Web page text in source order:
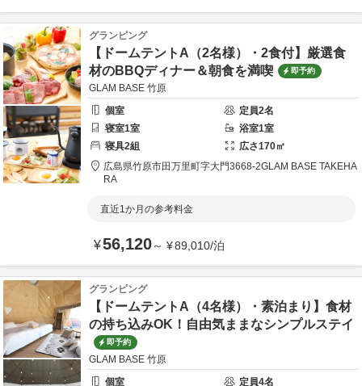
グランピング
【ドームテントA（2名様）・2食付】厳選食
材のBBQディナー＆朝食を満喫
即予約
GLAM BASE 竹原
個室
定員2名
寝室1室 浴室1室
寝具2組 広さ170㎡
広島県竹原市田万里町字大門3668-2GLAM BASE TAKEHA
RA
直近1か月の参考料金
¥56,120～ ¥89,010/泊
グランピング
【ドームテントA（4名様）・素泊まり】食材
の持ち込みOK！自由気ままなシンプルステイ
即予約
GLAM BASE 竹原
個室
定員4名